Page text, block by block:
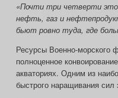
«Почти три четверти
нефть, газ и
бьют ровно туда, где
Ресурсы Военно-морского
полноценное
акваториях. Одним из
быстрого наращивания сил